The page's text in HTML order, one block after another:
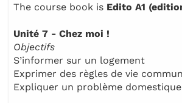
The course book is Edito A1
Unité 7 - Chez moi !
Objectifs
S’informer sur un logement
Exprimer des règles de vie
Expliquer un problème domestique